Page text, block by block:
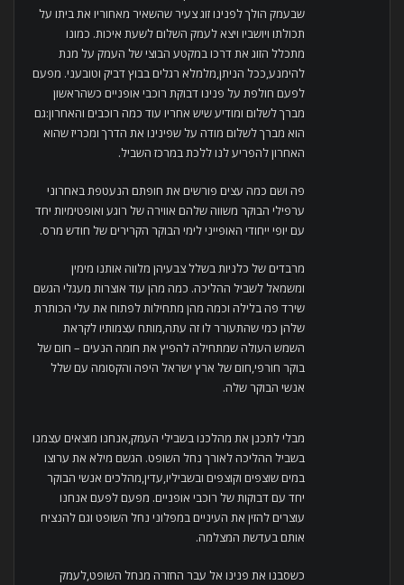
שבעמק הולך לפנינו זוג צעיר שהשאיר מאחוריו את ביתו על
תכולתו ויושביו ויצא לעמק השלום לשעת איכות. כמונו
מתכלל הזוג את דרכו במקטע הבוצי של העמק על מנת
להימנע,ככל הניתן,מלמלא רגלים בבוץ דביק וטובעני. מפעם
לפעם חולפת על פנינו דבוקת רוכבי אופניים כשהראשון
מברך לשלום ומודיע שיש אחריו עוד כמה רוכבים והאחרון:גם
הוא מברך לשלום מודה על שפינינו את הדרך ומכריז שהוא
האחרון להפריע לנו ללכת במרכז השביל.
פה ושם כמה עצים פורשים את חופתם הנעטפת באחרוני
ערפילי הבוקר משווה שלהם אווירה של רוגע ואופטימיות יחד
עם יופי ייחודי האופייני לימי הבוקר הקרירים של חודש מרס.
מרבדים של כלניות בשלל צבעיהן מלווה אותנו מימין
ומשמאל לשביל ההליכה. כמה מהן עוד אוצרות מעגלי הגשם
שירד פה בלילה וכמה מהן מתחילות לפתוח את עלי הכותרת
שלהן כמי שהתעורר לו זה עתה,מותח עצמותיו לקראת
השמש העולה שמתחילה להפיץ את חומה הנעים – חום של
בוקר חורפי,חום של ארץ ישראל היפה והקסומה עם שלל
אנשי הבוקר שלה.
מבלי לתכנן את מהלכנו בשבילי העמק,אנחנו מוצאים עצמנו
בשביל ההליכה לאורך נחל השופט. הגשם מילא את ערוצו
במים שוצפים וקוצפים ובשביליו,עדין,מהלכים אנשי הבוקר
יחד עם דבוקות של רוכבי אופניים. מפעם לפעם אנחנו
עוצרים להזין את העיניים במפלוני נחל השופט וגם להנציח
אותם בעדשת המצלמה.
כשסבנו את פנינו אל עבר החזרה מנחל השופט,לעמק